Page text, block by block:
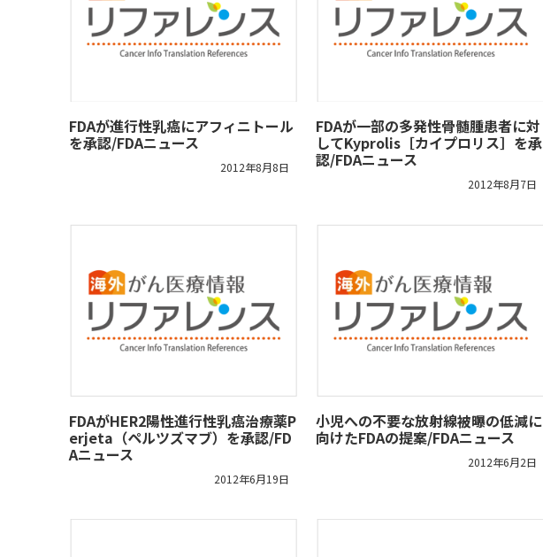
FDAが進行性乳癌にアフィニトール
を承認/FDAニュース
2012年8月8日
FDAが一部の多発性骨髄腫患者に対
してKyprolis［カイプロリス］を承
認/FDAニュース
2012年8月7日
FDAがHER2陽性進行性乳癌治療薬P
erjeta（ペルツズマブ）を承認/FD
Aニュース
2012年6月19日
小児への不要な放射線被曝の低減に
向けたFDAの提案/FDAニュース
2012年6月2日